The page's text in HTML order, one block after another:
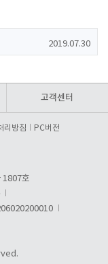
2019.07.30
고객센터
리방침 PC버전
1807호